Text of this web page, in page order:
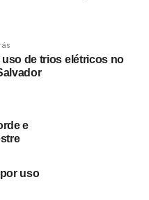
uso de trios elétricos no
e
uso